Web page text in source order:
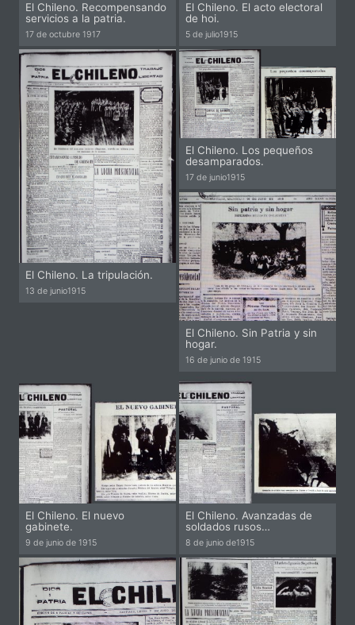
El Chileno. Recompensando
servicios a la patria.
17 de octubre1917
Pi
El Chileno. El acto electoral
de hoi.
5 de julio1915
Pi
El Chileno. La tripulación.
13 de junio1915
Pi
El Chileno. Los pequeños
desamparados.
17 de junio1915
Pi
El Chileno. Sin Patria y sin
hogar.
16 de junio de 1915
El Chileno. El nuevo
gabinete.
9 de junio de1915
Pi
El Chileno. Avanzadas de
soldados rusos…
8 de junio de1915
Pi